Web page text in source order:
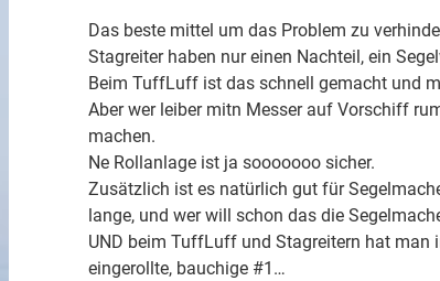
Das beste mittel um das Problem zu
Stagreiter haben nur einen Nachteil, ein
Beim TuffLuff ist das schnell gemacht und
Aber wer leiber mitn Messer auf Vorschiff
machen.
Ne Rollanlage ist ja sooooooo sicher.
Zusätzlich ist es natürlich gut für
lange, und wer will schon das die
UND beim TuffLuff und Stagreitern hat man
eingerollte, bauchige #1…